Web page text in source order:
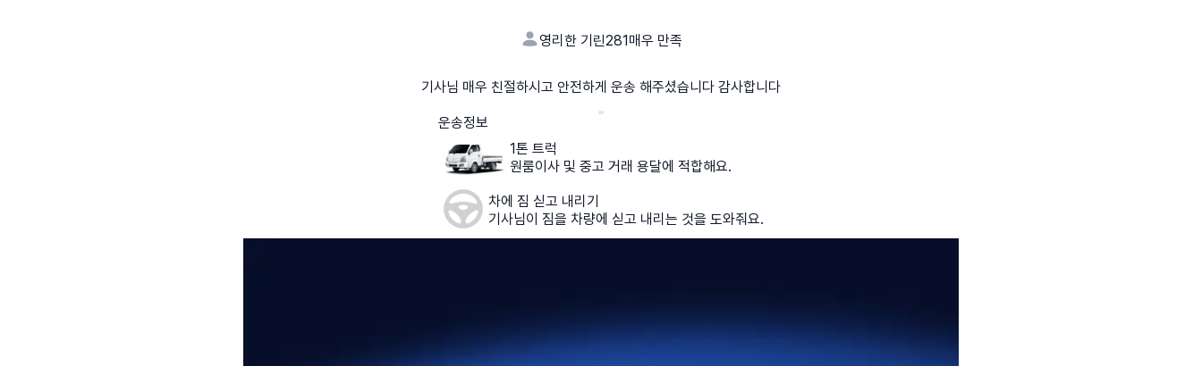
영리한 기린281매우 만족
기사님 매우 친절하시고 안전하게 운송 해주셨습니다 감사합니다
운송정보
1톤 트럭
원룸이사 및 중고 거래 용달에 적합해요.
차에 짐 싣고 내리기
기사님이 짐을 차량에 싣고 내리는 것을 도와줘요.